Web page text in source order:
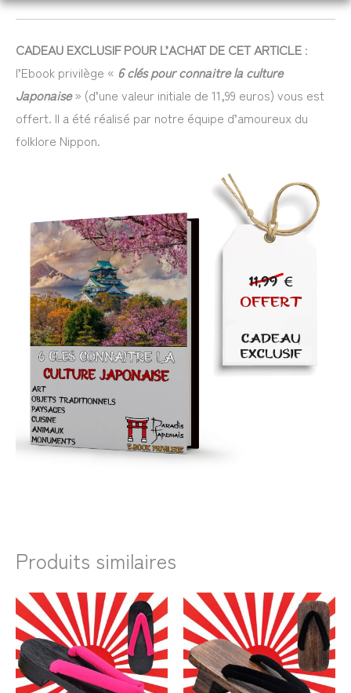
CADEAU EXCLUSIF POUR L’ACHAT DE CET ARTICLE :
l’Ebook privilège « 6 clés pour connaitre la culture
Japonaise» (d’une valeur initiale de 11,99 euros) vous est
offert. Il a été réalisé par notre équipe d’amoureux du
folklore Nippon.
Produits similaires